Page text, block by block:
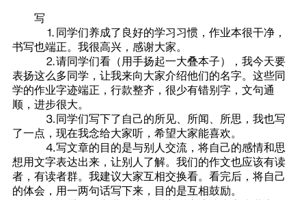
写
⒈同学们养成了良好的学习习惯，作业本很干净，
书写也端正。我很高兴，感谢大家。
⒉请同学们看（用手扬起一大叠本子），我今天要
表扬这么多同学，让我来向大家介绍他们的名字。这些同
学的作业字迹端正，行款整齐，很少有错别字，文句通
顺，进步很大。
⒊同学们写下了自己的所见、所闻、所思，我也写
了一点，现在我念给大家听，希望大家能喜欢。
⒋写文章的目的是与别人交流，将自己的感情和思
想用文字表达出来，让别人了解。我们的作文也应该有读
者，有读者群。我建议大家互相交换看。看完后，将自己
的体会，用一两句话写下来，目的是互相鼓励。